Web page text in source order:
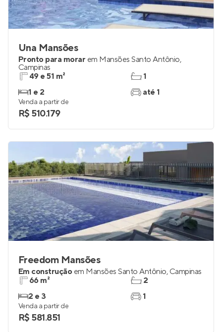
Una Mansões
Pronto para morar em Mansões Santo Antônio,
Campinas
49 e 51 m²
1 e 2
1
até 1
Venda a partir de
R$ 510.179
Freedom Mansões
Em construção em Mansões Santo Antônio, Campinas
66 m²
2 e 3
2
1
Venda a partir de
R$ 581.851